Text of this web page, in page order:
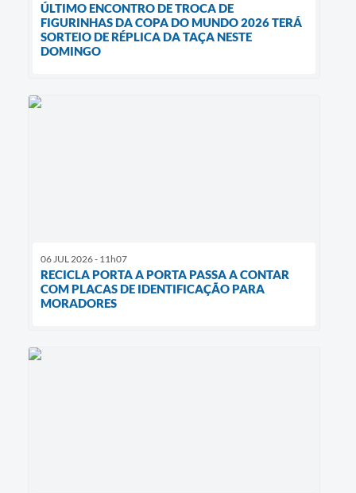
ÚLTIMO ENCONTRO DE TROCA DE
FIGURINHAS DA COPA DO MUNDO 2026 TERÁ
SORTEIO DE RÉPLICA DA TAÇA NESTE
DOMINGO
06 JUL 2026 - 11h07
RECICLA PORTA A PORTA PASSA A CONTAR
COM PLACAS DE IDENTIFICAÇÃO PARA
MORADORES